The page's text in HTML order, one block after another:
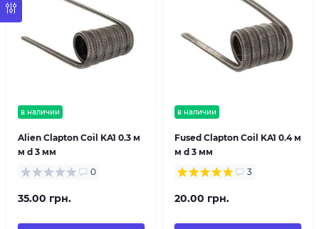
в наличии
Alien Clapton Coil KA1 0.3 м
м d 3 мм
0
35.00 грн.
в наличии
Fused Clapton Coil KA1 0.4 м
м d 3 мм
3
20.00 грн.